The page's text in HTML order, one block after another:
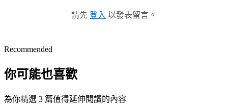
請先 登入 以發表留言。
Recommended
你可能也喜歡
為你精選 3 篇值得延伸閱讀的內容